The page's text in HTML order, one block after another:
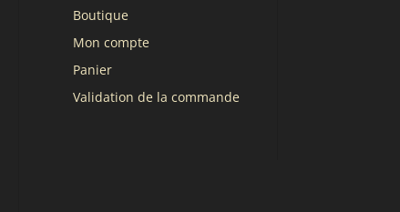
Boutique
Mon compte
Panier
Validation de la commande